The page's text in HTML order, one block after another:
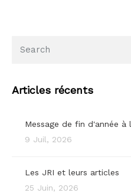
Articles récents
Message de fin d'année
9 Juil, 2026
Les JRI et leurs articles
25 Juin, 2026